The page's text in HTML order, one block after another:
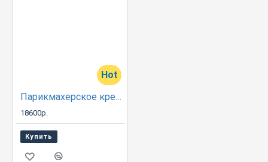
Hot
Парикмахерское кресло A08B
18600р.
Купить